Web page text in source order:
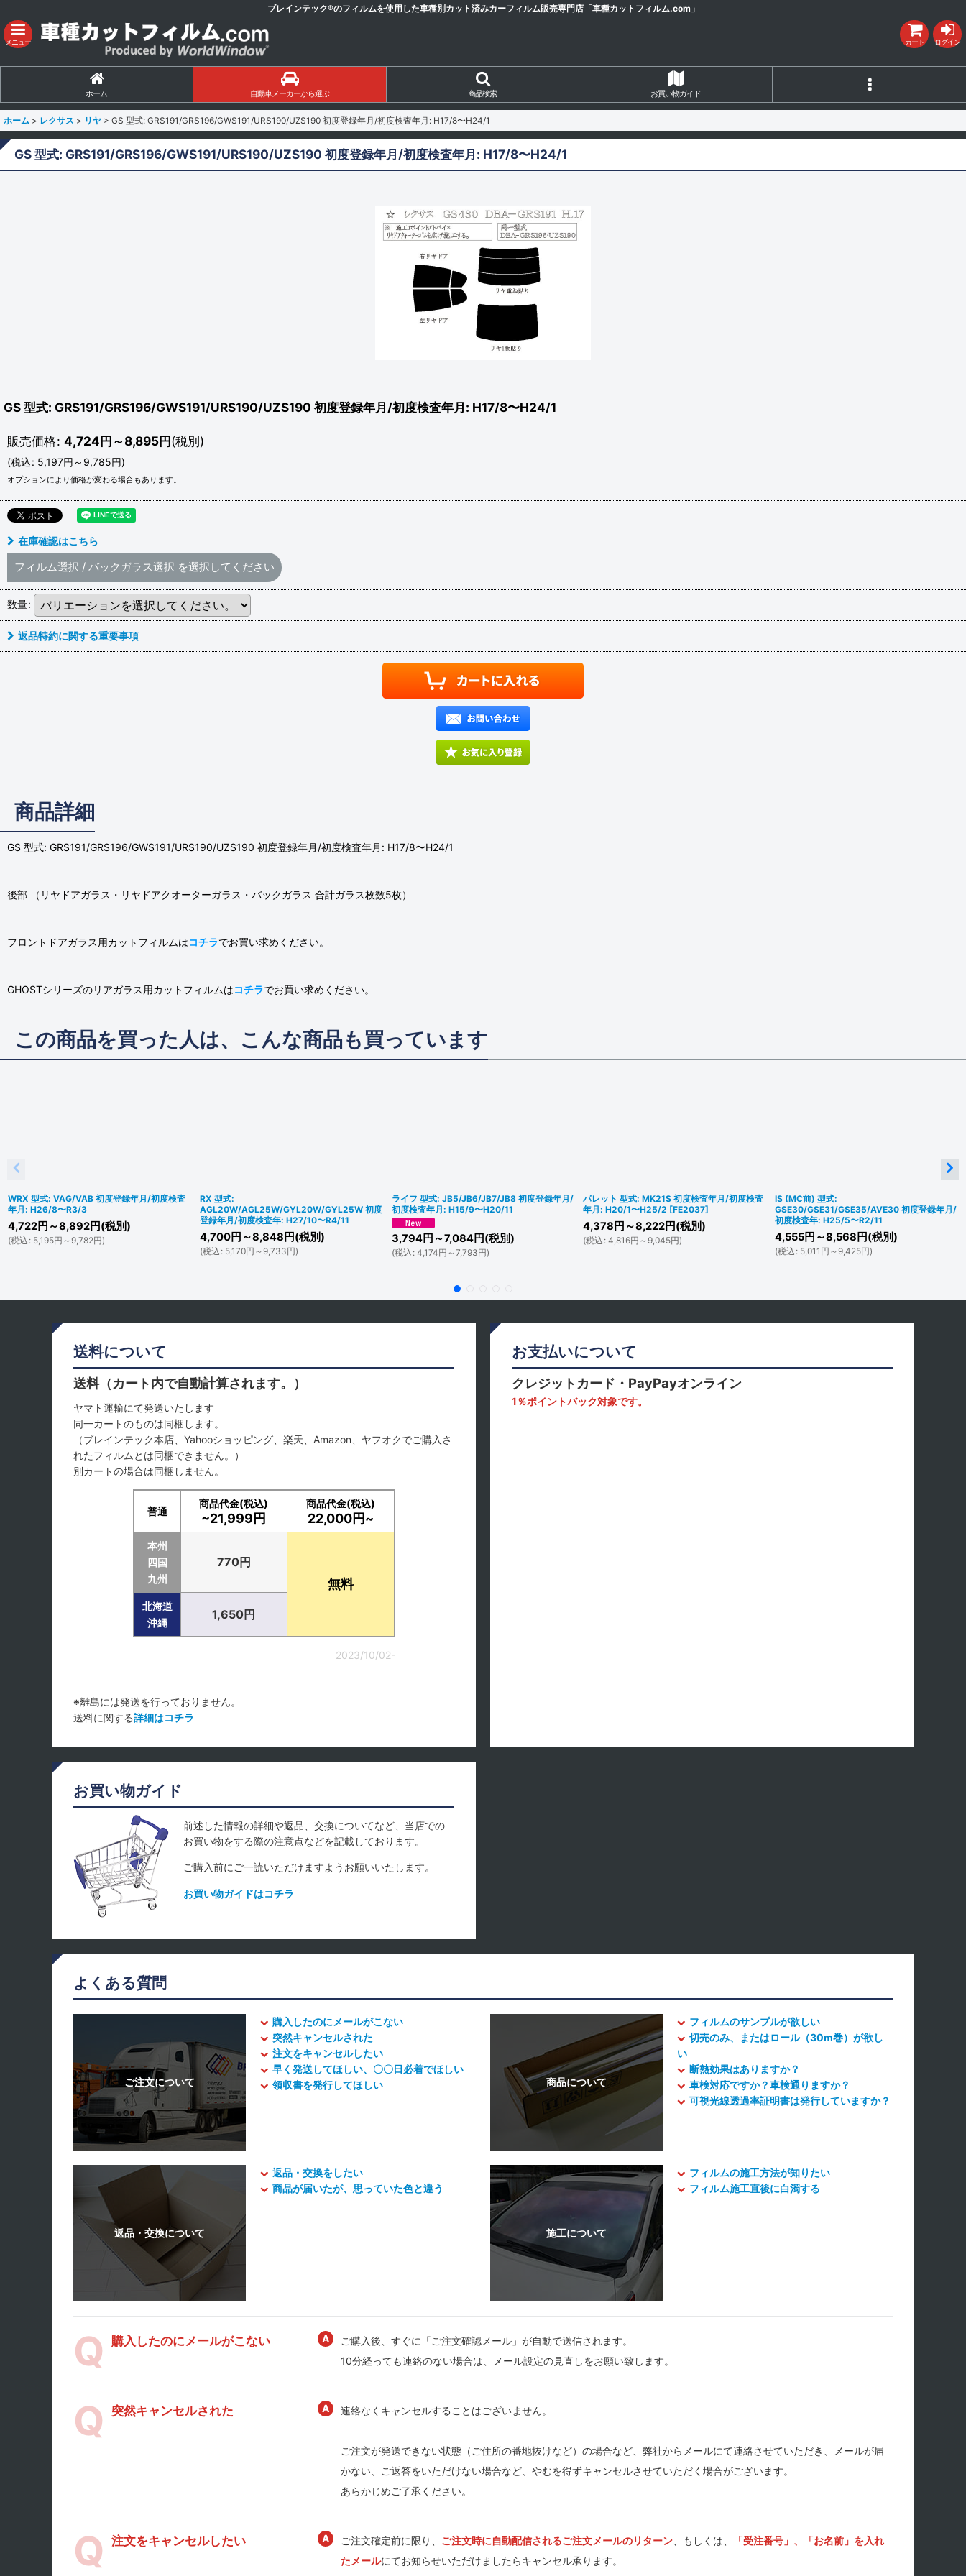
ブレインテック®のフィルムを使用した車種別カット済みカーフィルム販売専門店「車種カットフィルム.com」
メニュー カート ログイン
ホーム 自動車メーカーから選ぶ 商品検索 お買い物ガイド
ホーム > レクサス > リヤ > GS 型式: GRS191/GRS196/GWS191/URS190/UZS190 初度登録年月/初度検査年月: H17/8〜H24/1
GS 型式: GRS191/GRS196/GWS191/URS190/UZS190 初度登録年月/初度検査年月: H17/8〜H24/1
GS 型式: GRS191/GRS196/GWS191/URS190/UZS190 初度登録年月/初度検査年月: H17/8〜H24/1
販売価格: 4,724円～8,895円(税別)
(税込: 5,197円 ～9,785円)
オプションにより価格が変わる場合もあります。
在庫確認はこちら
フィルム選択 / バックガラス選択 を選択してください
数量:
返品特約に関する重要事項
商品詳細
GS 型式: GRS191/GRS196/GWS191/URS190/UZS190 初度登録年月/初度検査年月: H17/8〜H24/1
後部 （リヤドアガラス・リヤドアクオーターガラス・バックガラス 合計ガラス枚数5枚）
フロントドアガラス用カットフィルムはコチラでお買い求めください。
GHOSTシリーズのリアガラス用カットフィルムはコチラでお買い求めください。
この商品を買った人は、こんな商品も買っています
WRX 型式: VAG/VAB 初度登録年月/初度検査
年月: H26/8〜R3/3
4,722円 ～8,892円(税別)
(税込 : 5,195円 ～9,782円)
RX 型式:
AGL20W/AGL25W/GYL20W/GYL25W 初度
登録年月/初度検査年: H27/10〜R4/11
4,700円 ～8,848 円(税別)
(税込 : 5,170円 ～9,733円)
ライフ 型式: JB5/JB6/JB7/JB8 初度登録年月/
初度検査年月: H15/9〜H20/11
3,794円 ～7,084円(税別)
(税込 : 4,174円 ～7,793円)
パレット 型式: MK21S 初度検査年月/初度検査
年月: H20/1〜H25/2 [FE2037]
4,378 円 ～8,222円(税別)
(税込 : 4,816円 ～9,045円)
IS (MC前) 型式:
GSE30/GSE31/GSE35/AVE30 初度登録年月/
初度検査年: H25/5〜R2/11
4,555円 ～8,568 円(税別)
(税込 : 5,011 円 ～9,425円)
送料について
送料（カート内で自動計算されます。）
ヤマト運輸にて発送いたします
同一カートのものは同梱します。
（ブレインテック本店、Yahooショッピング、楽天、Amazon、ヤフオクでご購入さ
れたフィルムとは同梱できません。）
別カートの場合は同梱しません。
普通
商品代金(税込)
~21,999円
商品代金(税込)
22,000円~
本州
四国
九州
770円
無料
北海道
沖縄
1,650円
2023/10/02-
※離島には発送を行っておりません。
送料に関する詳細はコチラ
お支払いについて
クレジットカード・PayPayオンライン
1％ポイントバック対象です。
お買い物ガイド
前述した情報の詳細や返品、交換についてなど、当店での
お買い物をする際の注意点などを記載しております。
ご購入前にご一読いただけますようお願いいたします。
お買い物ガイドはコチラ
よくある質問
購入したのにメールがこない
突然キャンセルされた
注文をキャンセルしたい
早く発送してほしい、〇〇日必着でほしい
領収書を発行してほしい
フィルムのサンプルが欲しい
切売のみ、またはロール（30m巻）が欲し
い
断熱効果はありますか？
車検対応ですか？車検通りますか？
可視光線透過率証明書は発行していますか？
返品・交換をしたい
商品が届いたが、思っていた色と違う
フィルムの施工方法が知りたい
フィルム施工直後に白濁する
購入したのにメールがこない
ご購入後、すぐに「ご注文確認メール」が自動で送信されます。
10分経っても連絡のない場合は、メール設定の見直しをお願い致します。
突然キャンセルされた 連絡なくキャンセルすることはございません。
ご注文が発送できない状態（ご住所の番地抜けなど）の場合など、弊社からメールにて連絡させていただき、メールが届
かない、ご返答をいただけない場合など、やむを得ずキャンセルさせていただく場合がございます。
あらかじめご了承ください。
注文をキャンセルしたい ご注文確定前に限り、 ご注文時に自動配信されるご注文メールのリターン、もしくは、
「受注番号」、「お名前」を入れ
たメールにてお知らせいただけましたらキャンセル承ります。